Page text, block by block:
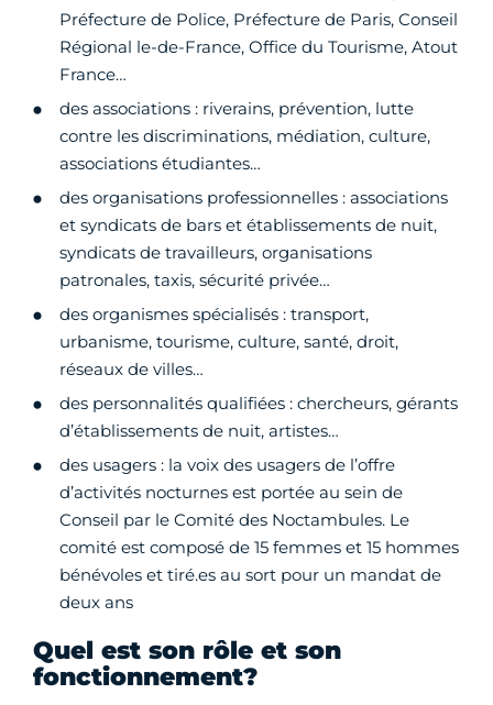
Préfecture de Police, Préfecture de Paris, Conseil
Régional le-de-France, Office du Tourisme, Atout
France…
des associations : riverains, prévention, lutte
contre les discriminations, médiation, culture,
associations étudiantes…
des organisations professionnelles : associations
et syndicats de bars et établissements de nuit,
syndicats de travailleurs, organisations
patronales, taxis, sécurité privée…
des organismes spécialisés : transport,
urbanisme, tourisme, culture, santé, droit,
réseaux de villes…
des personnalités qualifiées : chercheurs, gérants
d’établissements de nuit, artistes…
des usagers : la voix des usagers de l’offre
d’activités nocturnes est portée au sein de
Conseil par le Comité des Noctambules. Le
comité est composé de 15 femmes et 15 hommes
bénévoles et tiré.es au sort pour un mandat de
deux ans
Quel est son rôle et son
fonctionnement?